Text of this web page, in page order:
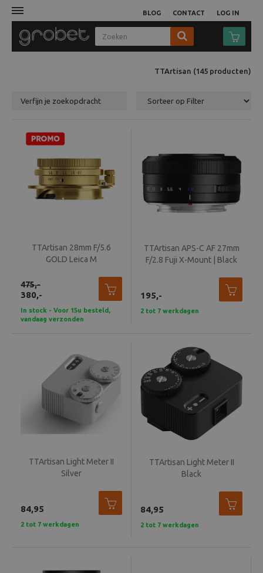
LOG IN
BLOG CONTACT
Fotocamera
Video
Tassen
Studio
Beeld en bewerking
Verrekijker
TTArtisan (145 producten)
Verfijn je zoekopdracht
TTArtisan 28mm F/5.6
GOLD Leica M
380,-
475,-
In stock - Voor 15u besteld,
vandaag verzonden
TTArtisan APS-C AF 27mm
F/2.8 Fuji X-Mount | Black
195,-
2 tot 7 werkdagen
TTArtisan Light Meter II
Silver
84,95
2 tot 7 werkdagen
TTArtisan Light Meter II
Black
84,95
2 tot 7 werkdagen